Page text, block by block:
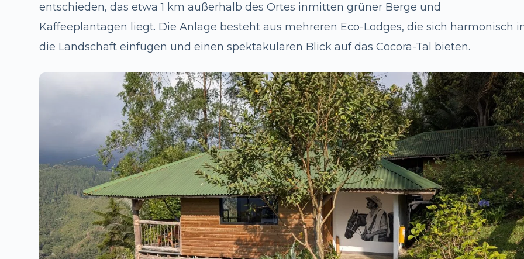
entschieden, das etwa 1 km außerhalb des Ortes inmitten grüner Berge und
Kaffeeplantagen liegt. Die Anlage besteht aus mehreren Eco-Lodges, die sich harmonisch
die Landschaft einfügen und einen spektakulären Blick auf das Cocora-Tal bieten.